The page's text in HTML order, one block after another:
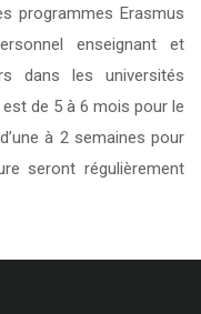
programmes Erasmus
enseignant et
dans les universités
de 5 à 6 mois pour le
à 2 semaines pour
seront régulièrement